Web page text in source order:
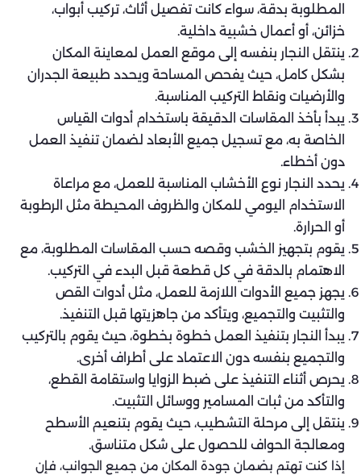
المطلوبة بدقة، سواء كانت تفصيل أثاث، تركيب أبواب،
خزائن، أو أعمال خشبية داخلية.
ينتقل النجار بنفسه إلى موقع العمل لمعاينة المكان
بشكل كامل، حيث يفحص المساحة ويحدد طبيعة الجدران
والأرضيات ونقاط التركيب المناسبة.
يبدأ بأخذ المقاسات الدقيقة باستخدام أدوات القياس
الخاصة به، مع تسجيل جميع الأبعاد لضمان تنفيذ العمل
دون أخطاء.
يحدد النجار نوع الأخشاب المناسبة للعمل، مع مراعاة
الاستخدام اليومي للمكان والظروف المحيطة مثل الرطوبة
أو الحرارة.
يقوم بتجهيز الخشب وقصه حسب المقاسات المطلوبة، مع
الاهتمام بالدقة في كل قطعة قبل البدء في التركيب.
يجهز جميع الأدوات اللازمة للعمل، مثل أدوات القص
والتثبيت والتجميع، ويتأكد من جاهزيتها قبل التنفيذ.
يبدأ النجار بتنفيذ العمل خطوة بخطوة، حيث يقوم بالتركيب
والتجميع بنفسه دون الاعتماد على أطراف أخرى.
يحرص أثناء التنفيذ على ضبط الزوايا واستقامة القطع،
والتأكد من ثبات المسامير ووسائل التثبيت.
ينتقل إلى مرحلة التشطيب، حيث يقوم بتنعيم الأسطح
ومعالجة الحواف للحصول على شكل متناسق.
إذا كنت تهتم بضمان جودة المكان من جميع الجوانب، فإن